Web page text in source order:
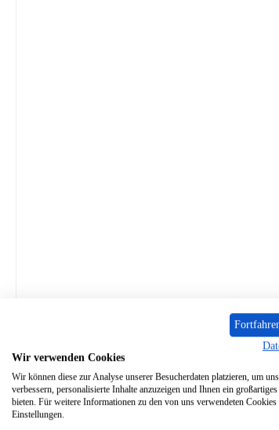
Wir verwenden Cookies
Wir können diese zur Analyse unserer Besucherdaten platzieren, um
verbessern, personalisierte Inhalte anzuzeigen und Ihnen ein
bieten. Für weitere Informationen zu den von uns verwendeten
Einstellungen.